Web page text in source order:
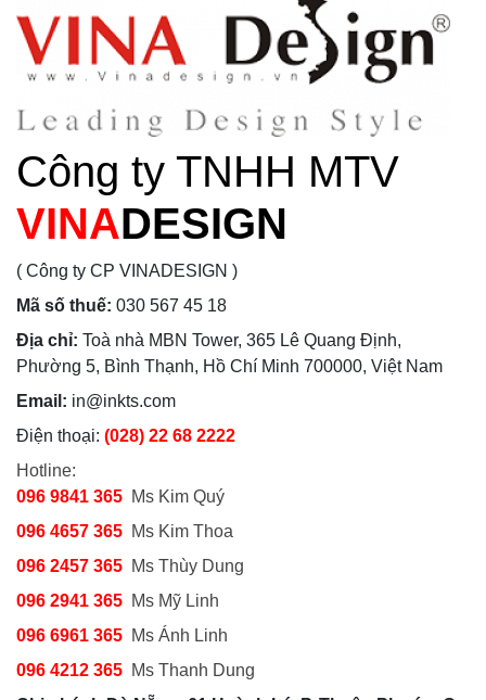
Công ty TNHH MTV
VINADESIGN
( Công ty CP VINADESIGN )
Mã số thuế: 030 567 45 18
Địa chỉ: Toà nhà MBN Tower, 365 Lê Quang Định,
Phường 5, Bình Thạnh, Hồ Chí Minh 700000, Việt Nam
Email: in@inkts.com
Điện thoại: (028) 22 68 2222
Hotline:
096 9841 365 Ms Kim Quý
096 4657 365 Ms Kim Thoa
096 2457 365 Ms Thùy Dung
096 2941 365 Ms Mỹ Linh
096 6961 365 Ms Ánh Linh
096 4212 365 Ms Thanh Dung